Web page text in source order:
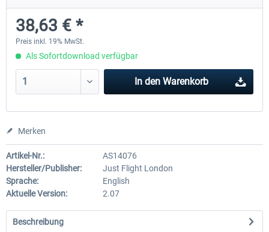
52,33 € *
38,63 € *
Preis inkl. 19% MwSt.
Als Sofortdownload verfügbar
In den Warenkorb
Merken
Artikel-Nr.:
AS14076
Hersteller/Publisher:
Just Flight London
Sprache:
English
Aktuelle Version:
2.07
Beschreibung